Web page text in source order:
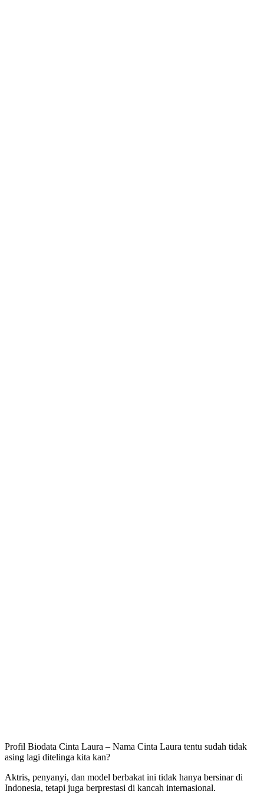
Profil Biodata Cinta Laura – Nama Cinta Laura tentu sudah tidak
asing lagi ditelinga kita kan?
Aktris, penyanyi, dan model berbakat ini tidak hanya bersinar di
Indonesia, tetapi juga berprestasi di kancah internasional.